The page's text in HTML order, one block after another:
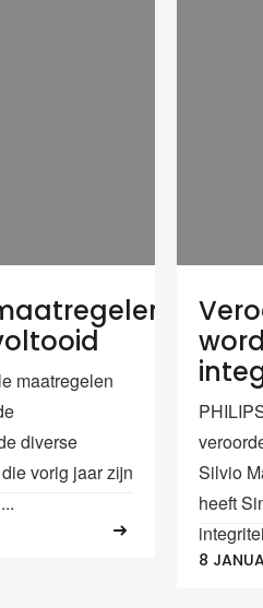
maatregelen
diverse
vorig jaar zijn
Silvio
heeft
8